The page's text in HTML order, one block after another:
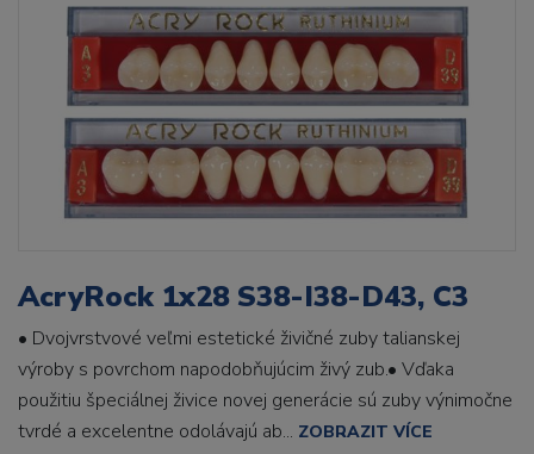
AcryRock 1x28 S38-I38-D43, C3
• Dvojvrstvové veľmi estetické živičné zuby talianskej
výroby s povrchom napodobňujúcim živý zub.• Vďaka
použitiu špeciálnej živice novej generácie sú zuby výnimočne
tvrdé a excelentne odolávajú ab... ZOBRAZIT VÍCE